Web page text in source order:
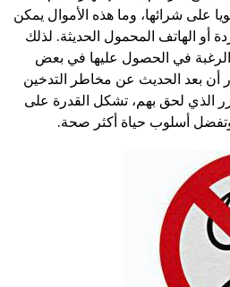
على شرائها، وما هذه الأموال يمكن
أو الهاتف المحمول الحديثة. لذلك
في الحصول عليها في بعض
أن بعد الحديث عن مخاطر التدخين
الذي لحق بهم، تشكل القدرة على
أسلوب حياة أكثر صحة.